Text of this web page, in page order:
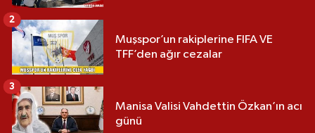
Muşspor’un rakiplerine FIFA VE
TFF’den ağır cezalar
2
Manisa Valisi Vahdettin Özkan’ın acı
günü
3